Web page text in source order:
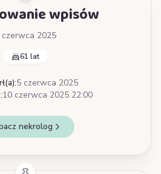
wpisów
czerwca 2025
61 lat
5 czerwca 2025
10 czerwca 2025 22:00
nekrolog